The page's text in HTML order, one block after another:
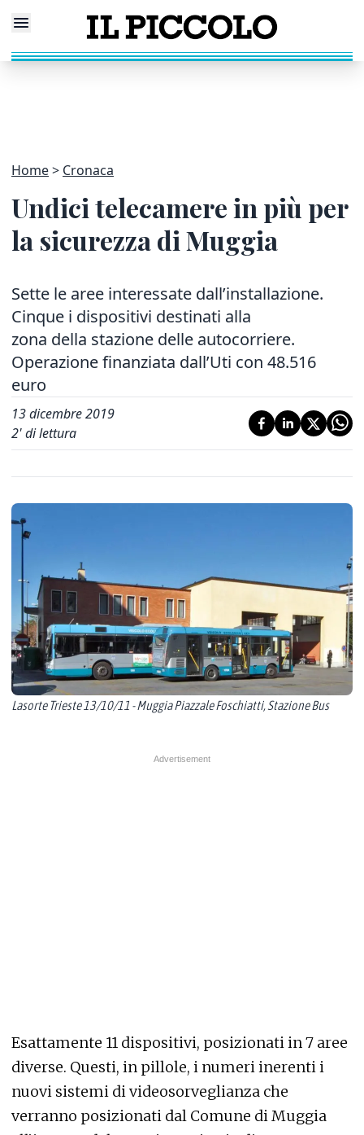
Home Cronaca
Undici telecamere in più per
la sicurezza di Muggia
Sette le aree interessate dall’installazione.
Cinque i dispositivi destinati alla
zona della stazione delle autocorriere.
Operazione finanziata dall’Uti con 48.516
euro
13 dicembre 2019
2' di lettura
Lasorte Trieste 13/10/11 - Muggia Piazzale Foschiatti, Stazione Bus
Esattamente 11 dispositivi, posizionati in 7 aree
diverse. Questi, in pillole, i numeri inerenti i
nuovi sistemi di videosorveglianza che
verranno posizionati dal Comune di Muggia